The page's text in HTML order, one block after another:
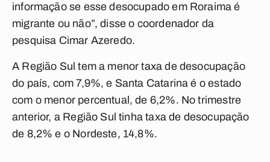
informação se esse desocupado em Roraima é
migrante ou não”, disse o coordenador da
pesquisa Cimar Azeredo.
A Região Sul tem a menor taxa de desocupação
do país, com 7,9%, e Santa Catarina é o estado
com o menor percentual, de 6,2%. No trimestre
anterior, a Região Sul tinha taxa de desocupação
de 8,2% e o Nordeste, 14,8%.